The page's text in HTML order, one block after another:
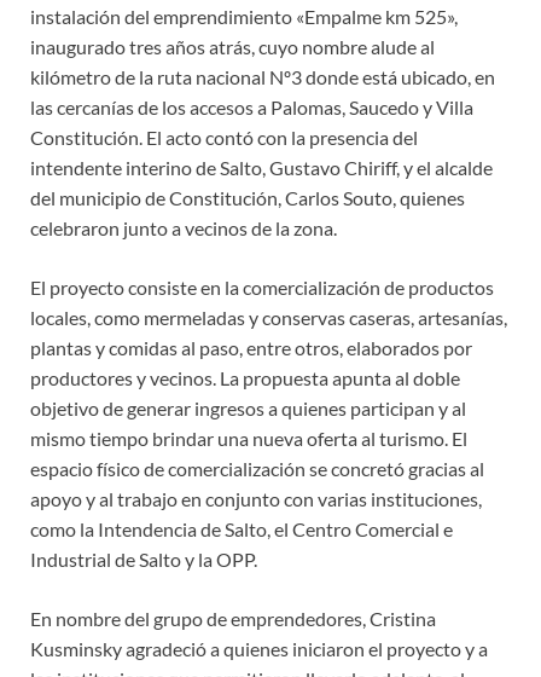
instalación del emprendimiento «Empalme km 525»,
inaugurado tres años atrás, cuyo nombre alude al
kilómetro de la ruta nacional Nº3 donde está ubicado, en
las cercanías de los accesos a Palomas, Saucedo y Villa
Constitución. El acto contó con la presencia del
intendente interino de Salto, Gustavo Chiriff, y el alcalde
del municipio de Constitución, Carlos Souto, quienes
celebraron junto a vecinos de la zona.
El proyecto consiste en la comercialización de productos
locales, como mermeladas y conservas caseras, artesanías,
plantas y comidas al paso, entre otros, elaborados por
productores y vecinos. La propuesta apunta al doble
objetivo de generar ingresos a quienes participan y al
mismo tiempo brindar una nueva oferta al turismo. El
espacio físico de comercialización se concretó gracias al
apoyo y al trabajo en conjunto con varias instituciones,
como la Intendencia de Salto, el Centro Comercial e
Industrial de Salto y la OPP.
En nombre del grupo de emprendedores, Cristina
Kusminsky agradeció a quienes iniciaron el proyecto y a